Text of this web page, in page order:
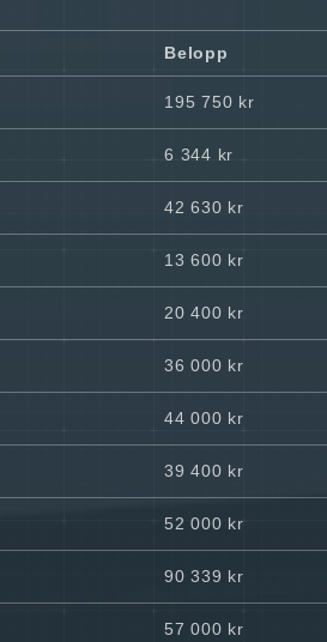
Belopp
195 750 kr
6 344 kr
42 630 kr
13 600 kr
20 400 kr
36 000 kr
44 000 kr
39 400 kr
52 000 kr
90 339 kr
57 000 kr